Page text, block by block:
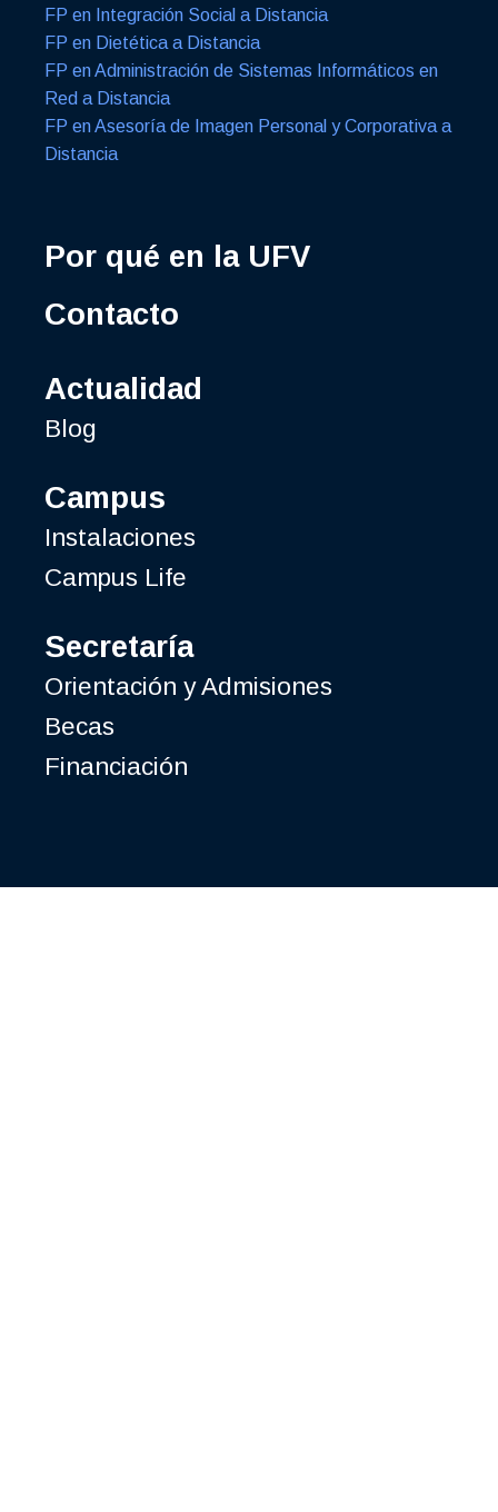
FP en Integración Social a Distancia
FP en Dietética a Distancia
FP en Administración de Sistemas Informáticos en
Red a Distancia
FP en Asesoría de Imagen Personal y Corporativa a
Distancia
Por qué en la UFV
Contacto
Actualidad
Blog
Campus
Instalaciones
Campus Life
Secretaría
Orientación y Admisiones
Becas
Financiación